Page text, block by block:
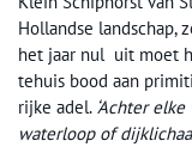
Hollandse landschap,
het jaar nul uit moet
tehuis bood aan
rijke adel. ‘Achter
waterloop of